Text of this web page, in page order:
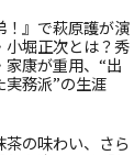
！』で萩原護が演
小堀正次とは？秀
家康が重用、“出
実務派”の生涯
茶の味わい、さら